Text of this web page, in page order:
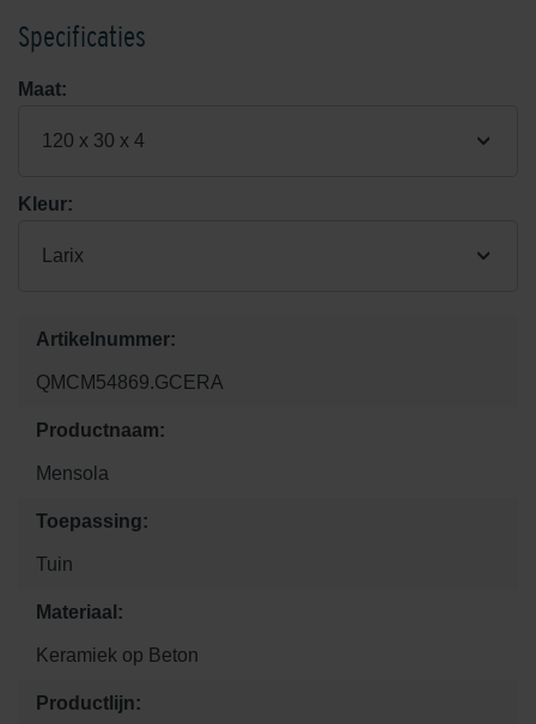
Specificaties
Maat:
120 x 30 x 4
Kleur:
Larix
Artikelnummer:
QMCM54869.GCERA
Productnaam:
Mensola
Toepassing:
Tuin
Materiaal:
Keramiek op Beton
Productlijn: